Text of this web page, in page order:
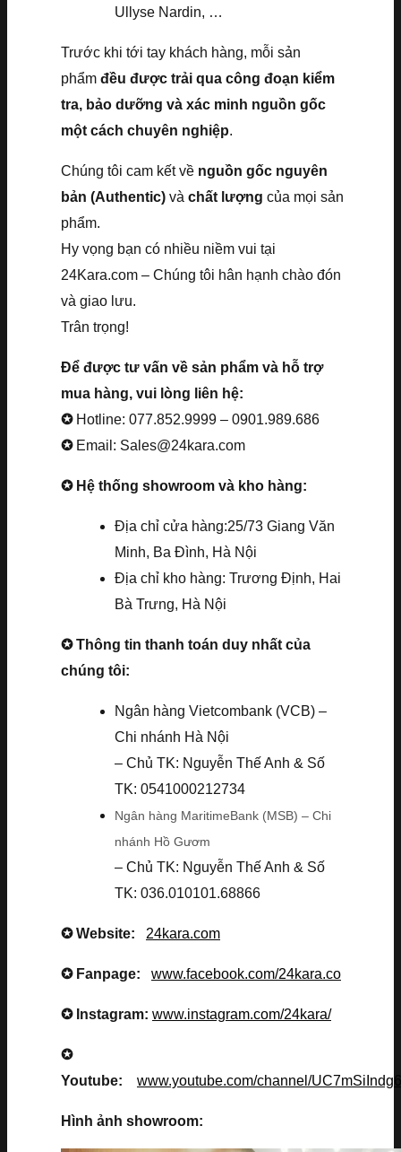
Ullyse Nardin, …
Trước khi tới tay khách hàng, mỗi sản
phẩm đều được trải qua công đoạn kiểm
tra, bảo dưỡng và xác minh nguồn gốc
một cách chuyên nghiệp.
Chúng tôi cam kết về nguồn gốc nguyên
bản (Authentic) và chất lượng của mọi sản
phẩm.
Hy vọng bạn có nhiều niềm vui tại
24Kara.com – Chúng tôi hân hạnh chào đón
và giao lưu.
Trân trọng!
Để được tư vấn về sản phẩm và hỗ trợ
mua hàng, vui lòng liên hệ:
✪ Hotline: 077.852.9999 – 0901.989.686
✪ Email: Sales@24kara.com
✪ Hệ thống showroom và kho hàng:
Địa chỉ cửa hàng:25/73 Giang Văn
Minh, Ba Đình, Hà Nội
Địa chỉ kho hàng: Trương Định, Hai
Bà Trưng, Hà Nội
✪ Thông tin thanh toán duy nhất của
chúng tôi:
Ngân hàng Vietcombank (VCB) –
Chi nhánh Hà Nội
– Chủ TK: Nguyễn Thế Anh & Số
TK: 0541000212734
Ngân hàng MaritimeBank (MSB) – Chi
nhánh Hồ Gươm
– Chủ TK: Nguyễn Thế Anh & Số
TK: 036.010101.68866
✪ Website: 24kara.com
✪ Fanpage: www.facebook.com/24kara.co
✪ Instagram: www.instagram.com/24kara/
✪
Youtube: www.youtube.com/channel/
Hình ảnh showroom: